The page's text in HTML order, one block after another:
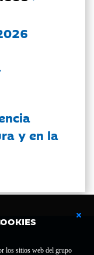
los sitios web del grupo
y en la